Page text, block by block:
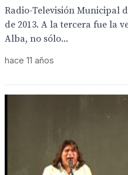
Radio-Televisión Municipal
de 2013. A la tercera fue la
Alba, no sólo...
hace 11 años